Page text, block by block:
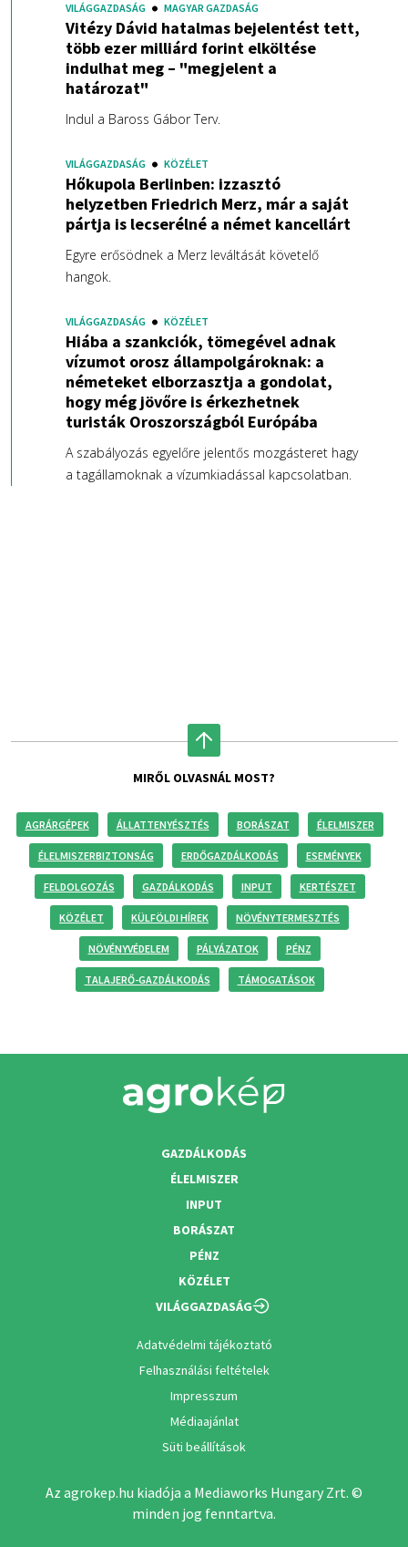
VILÁGGAZDASÁG MAGYAR GAZDASÁG
Vitézy Dávid hatalmas bejelentést tett,
több ezer milliárd forint elköltése
indulhat meg – "megjelent a
határozat"
Indul a Baross Gábor Terv.
VILÁGGAZDASÁG KÖZÉLET
Hőkupola Berlinben: izzasztó
helyzetben Friedrich Merz, már a saját
pártja is lecserélné a német kancellárt
Egyre erősödnek a Merz leváltását követelő
hangok.
VILÁGGAZDASÁG KÖZÉLET
Hiába a szankciók, tömegével adnak
vízumot orosz állampolgároknak: a
németeket elborzasztja a gondolat,
hogy még jövőre is érkezhetnek
turisták Oroszországból Európába
A szabályozás egyelőre jelentős mozgásteret hagy
a tagállamoknak a vízumkiadással kapcsolatban.
MIRŐL OLVASNÁL MOST?
AGRÁRGÉPEK ÁLLATTENYÉSZTÉS BORÁSZAT ÉLELMISZER
ÉLELMISZERBIZTONSÁG ERDŐGAZDÁLKODÁS ESEMÉNYEK
FELDOLGOZÁS GAZDÁLKODÁS INPUT KERTÉSZET
KÖZÉLET KÜLFÖLDI HÍREK NÖVÉNYTERMESZTÉS
NÖVÉNYVÉDELEM PÁLYÁZATOK PÉNZ
TALAJERŐ-GAZDÁLKODÁS TÁMOGATÁSOK
GAZDÁLKODÁS
ÉLELMISZER
INPUT
BORÁSZAT
PÉNZ
KÖZÉLET
VILÁGGAZDASÁG
Adatvédelmi tájékoztató
Felhasználási feltételek
Impresszum
Médiaajánlat
Süti beállítások
Az agrokep.hu kiadója a Mediaworks Hungary Zrt. ©
minden jog fenntartva.